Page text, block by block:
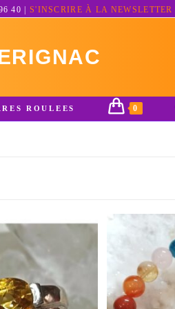
40 | S'INSCRIRE À LA NEWSLETTER
ROULEES 0